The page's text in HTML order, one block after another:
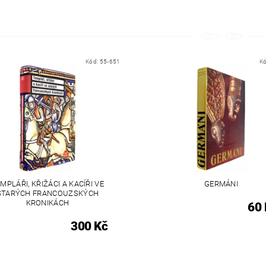
Kód: 55-651
KŘIŽÁCI A KACÍŘI VE
FRANCOUZSKÝCH
KRONIKÁCH
300 Kč
GERMÁNI
60